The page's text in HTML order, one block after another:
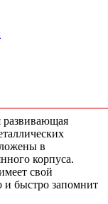
развивающая
в
корпуса.
свой
и быстро запомнит